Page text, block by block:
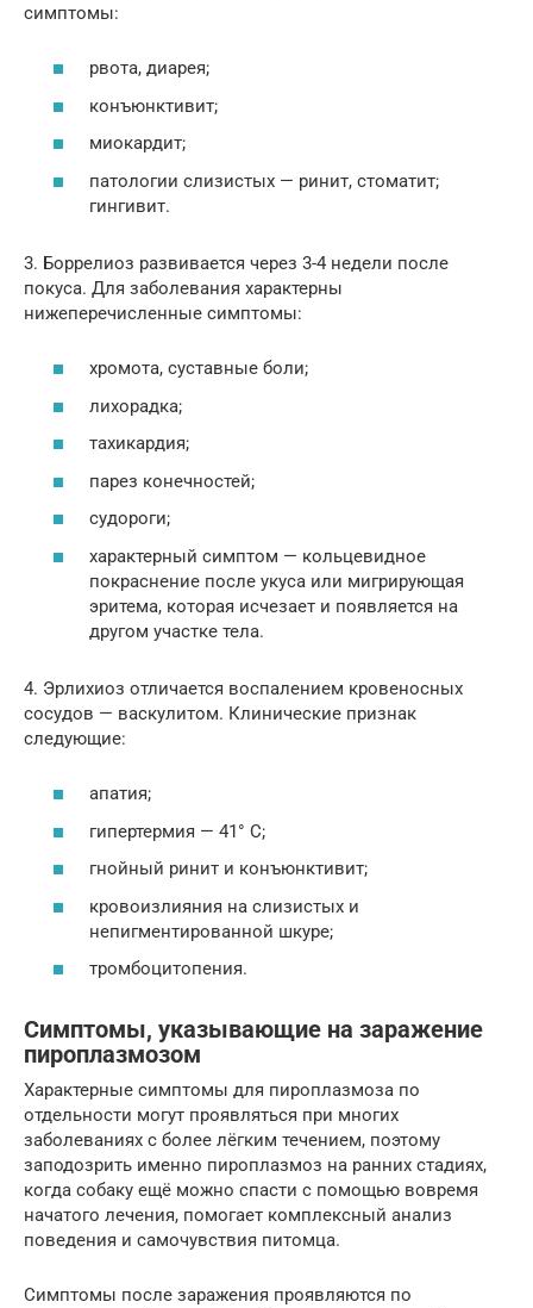
симптомы:
рвота, диарея;
конъюнктивит;
миокардит;
патологии слизистых — ринит, стоматит;
гингивит.
3. Боррелиоз развивается через 3-4 недели после
покуса. Для заболевания характерны
нижеперечисленные симптомы:
хромота, суставные боли;
лихорадка;
тахикардия;
парез конечностей;
судороги;
характерный симптом — кольцевидное
покраснение после укуса или мигрирующая
эритема, которая исчезает и появляется на
другом участке тела.
4. Эрлихиоз отличается воспалением кровеносных
сосудов — васкулитом. Клинические признак
следующие:
апатия;
гипертермия — 41° C;
гнойный ринит и конъюнктивит;
кровоизлияния на слизистых и
непигментированной шкуре;
тромбоцитопения.
Симптомы, указывающие на заражение
пироплазмозом
Характерные симптомы для пироплазмоза по
отдельности могут проявляться при многих
заболеваниях с более лёгким течением, поэтому
заподозрить именно пироплазмоз на ранних стадиях,
когда собаку ещё можно спасти с помощью вовремя
начатого лечения, помогает комплексный анализ
поведения и самочувствия питомца.
Симптомы после заражения проявляются по